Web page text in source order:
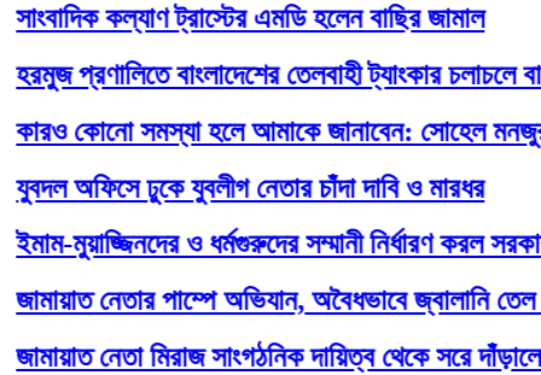
কল্যাণ ট্রাস্টের এমডি হলেন বাছির জামাল
প্রণালিতে বাংলাদেশের তেলবাহী ট্যাংকার চলাচলে বাধা
কোনো সমস্যা হলে আমাকে জানাবেন: সোহেল মনজুর
অফিসে ঢুকে যুবলীগ নেতার চাঁদা দাবি ও মারধর
মুয়াজ্জিনদের ও ধর্মগুরুদের সম্মানী নির্ধারণ করল সরকার
নেতার পাম্পে অভিযান, অবৈধভাবে জ্বালানি তেল মজুত
নেতা মিরাজ সাংগঠনিক দায়িত্ব থেকে সরে দাঁড়ালেন